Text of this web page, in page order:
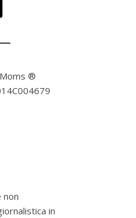
®
non
in